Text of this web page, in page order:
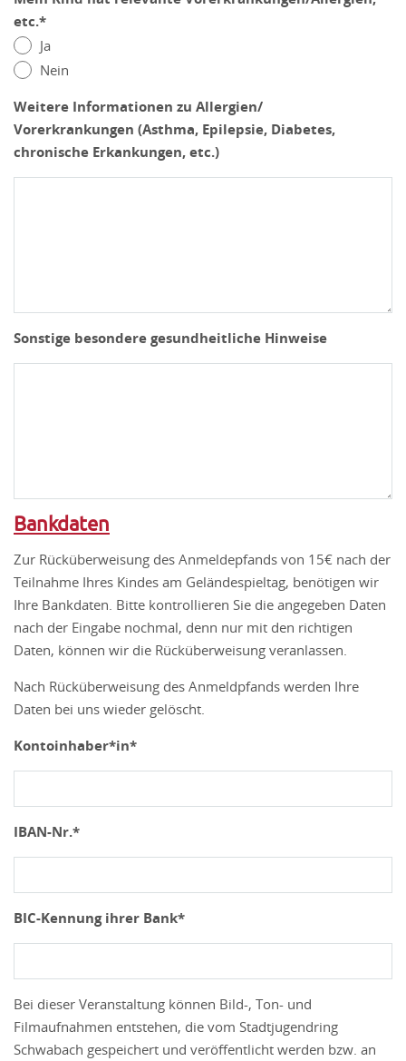
etc.*
Ja
Nein
Weitere Informationen zu Allergien/
Vorerkrankungen (Asthma, Epilepsie, Diabetes,
chronische Erkankungen, etc.)
Sonstige besondere gesundheitliche Hinweise
Bankdaten
Zur Rücküberweisung des Anmeldepfands von 15€ nach der
Teilnahme Ihres Kindes am Geländespieltag, benötigen wir
Ihre Bankdaten. Bitte kontrollieren Sie die angegeben Daten
nach der Eingabe nochmal, denn nur mit den richtigen
Daten, können wir die Rücküberweisung veranlassen.
Nach Rücküberweisung des Anmeldpfands werden Ihre
Daten bei uns wieder gelöscht.
Kontoinhaber*in*
IBAN-Nr.*
BIC-Kennung ihrer Bank*
Bei dieser Veranstaltung können Bild-, Ton- und
Filmaufnahmen entstehen, die vom Stadtjugendring
Schwabach gespeichert und veröffentlicht werden bzw. an